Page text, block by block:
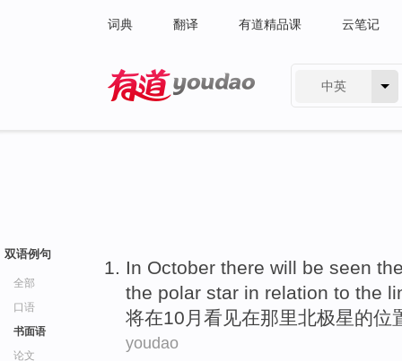
词典 翻译 有道精品课 云笔记
中英
双语例句
全部
口语
书面语
论文
In October there will be seen
the polar star in relation to the
将在10月 看见在那里北极星的位
youdao